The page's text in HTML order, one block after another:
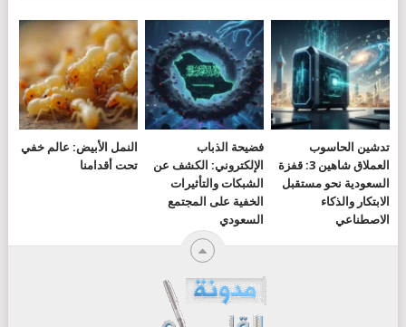
تدشين الحاسوب
العملاق شاهين 3: قفزة
السعودية نحو مستقبل
الابتكار والذكاء
الاصطناعي
فضيحة الذباب
الإلكتروني: الكشف عن
الشبكات والتأثيرات
الخفية على المجتمع
السعودي
النمل الأبيض: عالم خفي
تحت أقدامنا